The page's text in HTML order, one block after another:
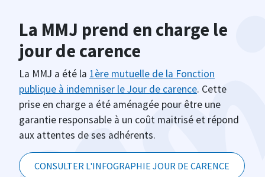
La MMJ prend en charge le
jour de carence
La MMJ a été la 1ère mutuelle de la Fonction
publique à indemniser le Jour de carence. Cette
prise en charge a été aménagée pour être une
garantie responsable à un coût maitrisé et répond
aux attentes de ses adhérents.
CONSULTER L'INFOGRAPHIE JOUR DE CARENCE